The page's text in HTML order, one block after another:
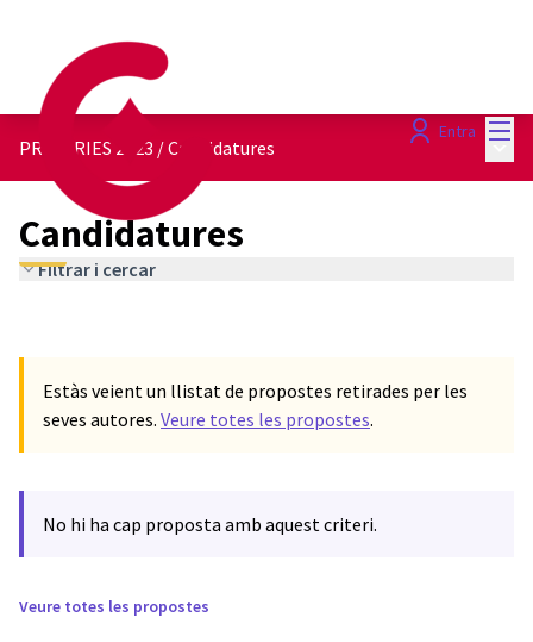
Entra
PRIMÀRIES 2023 /Candidatures
Candidatures
Filtrar i cercar
Estàs veient un llistat de propostes retirades per les
seves autores. Veure totes les propostes.
No hi ha cap proposta amb aquest criteri.
Veure totes les propostes